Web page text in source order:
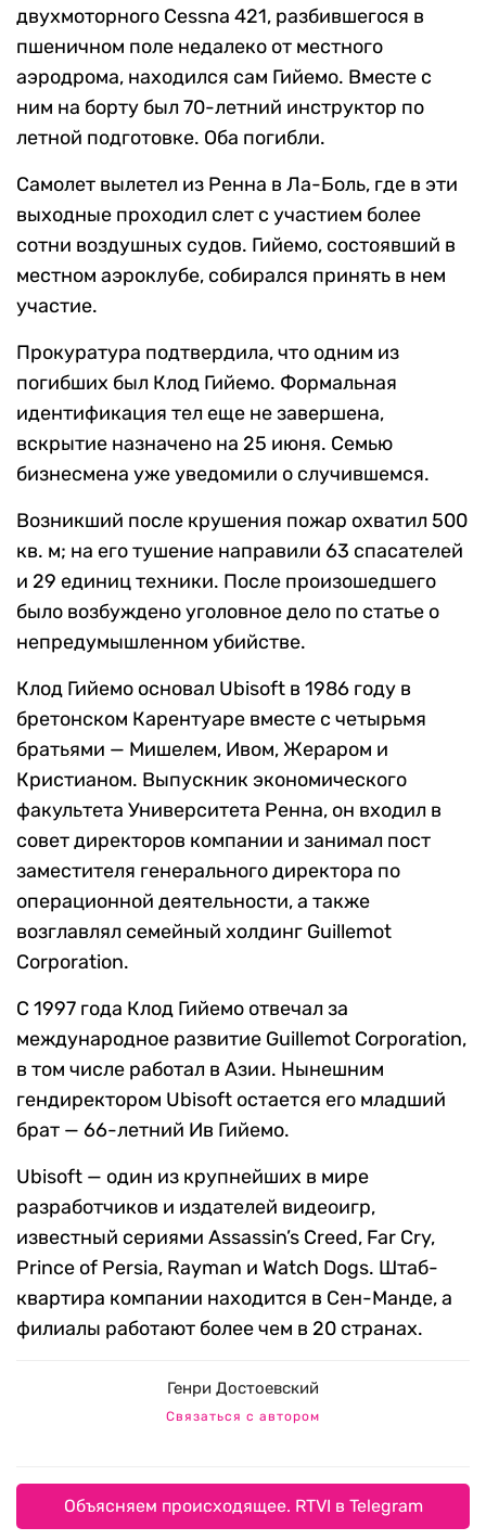
двухмоторного Cessna 421, разбившегося в
пшеничном поле недалеко от местного
аэродрома, находился сам Гийемо. Вместе с
ним на борту был 70-летний инструктор по
летной подготовке. Оба погибли.
Самолет вылетел из Ренна в Ла-Боль, где в эти
выходные проходил слет с участием более
сотни воздушных судов. Гийемо, состоявший в
местном аэроклубе, собирался принять в нем
участие.
Прокуратура подтвердила, что одним из
погибших был Клод Гийемо. Формальная
идентификация тел еще не завершена,
вскрытие назначено на 25 июня. Семью
бизнесмена уже уведомили о случившемся.
Возникший после крушения пожар охватил 500
кв. м; на его тушение направили 63 спасателей
и 29 единиц техники. После произошедшего
было возбуждено уголовное дело по статье о
непредумышленном убийстве.
Клод Гийемо основал Ubisoft в 1986 году в
бретонском Карентуаре вместе с четырьмя
братьями — Мишелем, Ивом, Жераром и
Кристианом. Выпускник экономического
факультета Университета Ренна, он входил в
совет директоров компании и занимал пост
заместителя генерального директора по
операционной деятельности, а также
возглавлял семейный холдинг Guillemot
Corporation.
С 1997 года Клод Гийемо отвечал за
международное развитие Guillemot Corporation,
в том числе работал в Азии. Нынешним
гендиректором Ubisoft остается его младший
брат — 66-летний Ив Гийемо.
Ubisoft — один из крупнейших в мире
разработчиков и издателей видеоигр,
известный сериями Assassin’s Creed, Far Cry,
Prince of Persia, Rayman и Watch Dogs. Штаб-
квартира компании находится в Сен-Манде, а
филиалы работают более чем в 20 странах.
Генри Достоевский
Связаться с автором
Объясняем происходящее. RTVI в Telegram